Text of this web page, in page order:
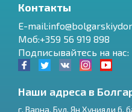
Контакты
E-
Моб:+359 56 919 898
Подписывайтесь на нас:
Наши адреса в
г. Варна, Бул. Ян Хунияди 6,